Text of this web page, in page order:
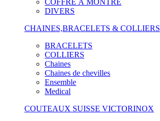
COFFRE À MONTRE
DIVERS
CHAINES,BRACELETS & COLLIERS
BRACELETS
COLLIERS
Chaines
Chaines de chevilles
Ensemble
Medical
COUTEAUX SUISSE VICTORINOX